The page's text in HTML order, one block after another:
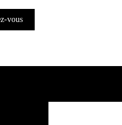
vous